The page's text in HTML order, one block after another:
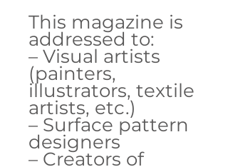
This magazine is
addressed to:
– Visual artists
(painters,
illustrators, textile
artists, etc.)
– Surface pattern
designers
– Creators of